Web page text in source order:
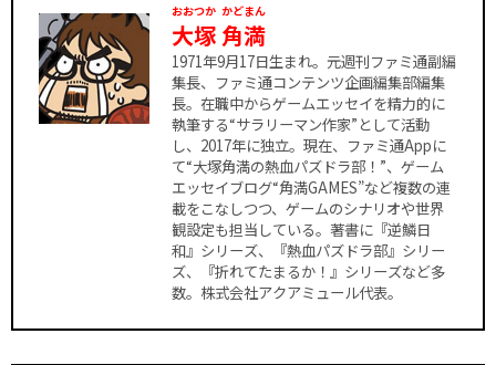
大塚
おおつか
角満
かどまん
1971年9月17日生まれ。元週刊ファミ通副編
集長、ファミ通コンテンツ企画編集部編集
長。在職中からゲームエッセイを精力的に
執筆する“サラリーマン作家”として活動
し、2017年に独立。現在、ファミ通Appに
て“大塚角満の熱血パズドラ部！”、ゲーム
エッセイブログ“角満GAMES”など複数の連
載をこなしつつ、ゲームのシナリオや世界
観設定も担当している。著書に『逆鱗日
和』シリーズ、『熱血パズドラ部』シリー
ズ、『折れてたまるか！』シリーズなど多
数。株式会社アクアミュール代表。